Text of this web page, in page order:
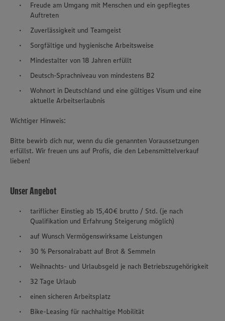
Freude am Umgang mit Menschen und ein gepflegtes
Auftreten
Zuverlässigkeit und Teamgeist
Sorgfältige und hygienische Arbeitsweise
Mindestalter von 18 Jahren erfüllt
Deutsch-Sprachniveau von mindestens B2
Wohnort in Deutschland und eine gültiges Visum und eine
aktuelle Arbeitserlaubnis
Wichtiger Hinweis:
Bitte bewirb dich nur, wenn du die genannten Voraussetzungen
erfüllst. Wir freuen uns auf Profis, die den Lebensmittelverkauf
lieben!
Unser Angebot
tariflicher Einstieg ab 15,40€ brutto / Std. (je nach
Qualifikation und Erfahrung Steigerung möglich)
auf Wunsch Vermögenswirksame Leistungen
30 % Personalrabatt auf Brot & Semmeln
Weihnachts- und Urlaubsgeld je nach Betriebszugehörigkeit
32 Tage Urlaub
einen sicheren Arbeitsplatz
Bike-Leasing für nachhaltige Mobilität